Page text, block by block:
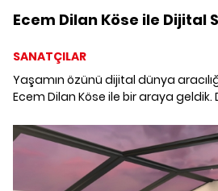
Ecem Dilan Köse ile Dijital
SANATÇILAR
Yaşamın özünü dijital dünya
Ecem Dilan Köse ile bir araya geldik.